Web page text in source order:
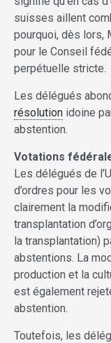
suisses aillent
pourquoi, dès lors,
pour le Conseil
perpétuelle stricte.
Les délégués
résolution idoine
abstention.
Votations
Les délégués de
d’ordres pour les
clairement la
transplantation
la transplantation)
abstentions. La
production et la
est également
abstention.
Toutefois, les